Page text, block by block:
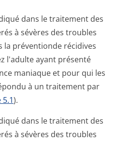
dans le traitement des
à sévères des troubles
la préventionde récidives
l'adulte ayant présenté
maniaque et pour qui les
à un traitement par
).
dans le traitement des
à sévères des troubles